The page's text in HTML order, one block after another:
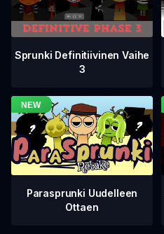
Sprunki Definitiivinen Vaihe
3
Parasprunki Uudelleen
Ottaen